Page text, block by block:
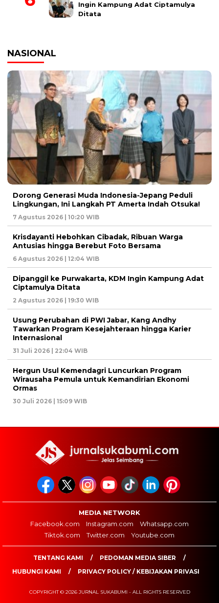
Ingin Kampung Adat Ciptamulya
Ditata
NASIONAL
Dorong Generasi Muda Indonesia-Jepang Peduli
Lingkungan, Ini Langkah PT Amerta Indah Otsuka!
7 Agustus 2026 | 10:20 WIB
Krisdayanti Hebohkan Cibadak, Ribuan Warga
Antusias hingga Berebut Foto Bersama
6 Agustus 2026 | 12:04 WIB
Dipanggil ke Purwakarta, KDM Ingin Kampung Adat
Ciptamulya Ditata
2 Agustus 2026 | 19:30 WIB
Usung Perubahan di PWI Jabar, Kang Andhy
Tawarkan Program Kesejahteraan hingga Karier
Internasional
31 Juli 2026 | 22:04 WIB
Hergun Usul Kemendagri Luncurkan Program
Wirausaha Pemula untuk Kemandirian Ekonomi
Ormas
30 Juli 2026 | 15:09 WIB
MEDIA NETWORK
Facebook.com
Instagram.com
Whatsapp.com
Tiktok.com
Twitter.com Youtube.com
TENTANG KAMI
PEDOMAN MEDIA SIBER
HUBUNGI KAMI
PRIVACY POLICY / KEBIJAKAN PRIVASI
COPYRIGHT © 2026 JURNAL SUKABUMI - ALL RIGHTS RESERVED